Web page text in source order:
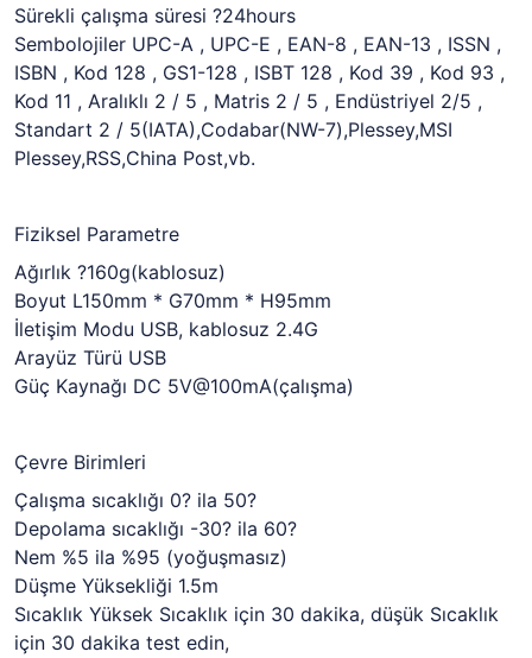
Sürekli çalışma süresi ?24hours
Sembolojiler UPC-A , UPC-E , EAN-8 , EAN-13 , ISSN ,
ISBN , Kod 128 , GS1-128 , ISBT 128 , Kod 39 , Kod 93 ,
Kod 11 , Aralıklı 2 / 5 , Matris 2 / 5 , Endüstriyel 2/5 ,
Standart 2 / 5(IATA),Codabar(NW-7),Plessey,MSI
Plessey,RSS,China Post,vb.
Fiziksel Parametre
Ağırlık ?160g(kablosuz)
Boyut L150mm * G70mm * H95mm
İletişim Modu USB, kablosuz 2.4G
Arayüz Türü USB
Güç Kaynağı DC 5V@100mA(çalışma)
Çevre Birimleri
Çalışma sıcaklığı 0? ila 50?
Depolama sıcaklığı -30? ila 60?
Nem %5 ila %95 (yoğuşmasız)
Düşme Yüksekliği 1.5m
Sıcaklık Yüksek Sıcaklık için 30 dakika, düşük Sıcaklık
için 30 dakika test edin,